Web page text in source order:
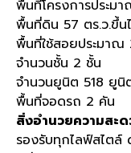
พื้นที่โครงการประม
พื้นที่ดิน 57 ตร.ว.ขึ้น
พื้นที่ใช้สอยประมา
จำนวนชั้น 2 ชั้น
จำนวนยูนิต 518 ยูนิ
พื้นที่จอดรถ 2 คัน
สิ่งอำนวยความสะ
รองรับทุกไลฟ์สไตล์